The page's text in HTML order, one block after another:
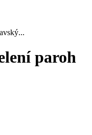
paroh